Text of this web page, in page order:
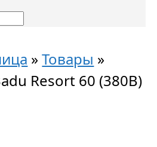
»Товары »
Resort 60 (380В)